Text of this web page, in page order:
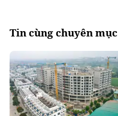
Tin cùng chuyên mục